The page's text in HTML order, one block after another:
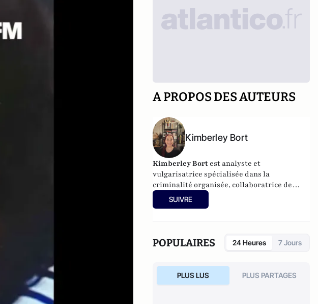
A PROPOS DES AUTEURS
Kimberley Bort
Kimberley Bort est analyste et
vulgarisatrice spécialisée dans la
criminalité organisée, collaboratrice de
CrimOrg.com et à la tête de
Stories, un projet de contenus sur les
SUIVRE
POPULAIRES 24 Heures 7 Jours
PLUS LUS PLUS PARTAGES